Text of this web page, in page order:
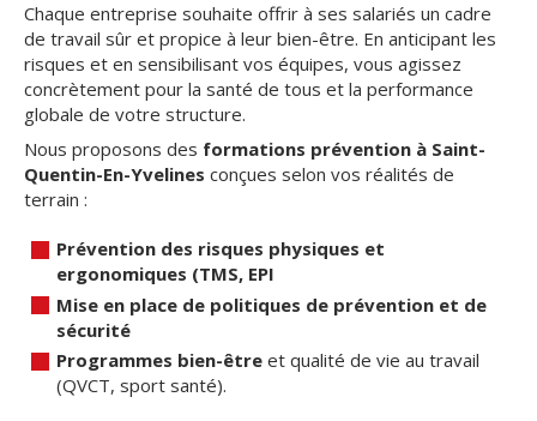
Chaque entreprise souhaite offrir à ses salariés un cadre
de travail sûr et propice à leur bien-être. En anticipant les
risques et en sensibilisant vos équipes, vous agissez
concrètement pour la santé de tous et la performance
globale de votre structure.
Nous proposons des formations prévention à Saint-
Quentin-En-Yvelines conçues selon vos réalités de
terrain :
Prévention des risques physiques et
ergonomiques (TMS, EPI
Mise en place de politiques de prévention et de
sécurité
Programmes bien-être et qualité de vie au travail
(QVCT, sport santé).